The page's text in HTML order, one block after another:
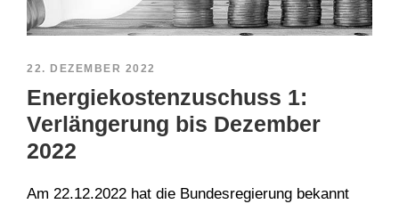
22. DEZEMBER 2022
Energiekostenzuschuss 1:
Verlängerung bis Dezember
2022
Am 22.12.2022 hat die Bundesregierung bekannt